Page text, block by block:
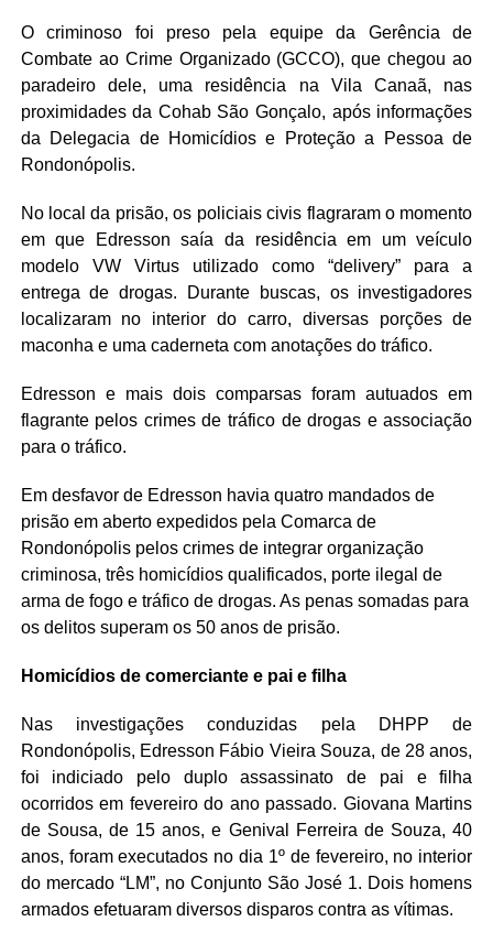
O criminoso foi preso pela equipe da Gerência de
Combate ao Crime Organizado (GCCO), que chegou ao
paradeiro dele, uma residência na Vila Canaã, nas
proximidades da Cohab São Gonçalo, após informações
da Delegacia de Homicídios e Proteção a Pessoa de
Rondonópolis.
No local da prisão, os policiais civis flagraram o momento
em que Edresson saía da residência em um veículo
modelo VW Virtus utilizado como “delivery” para a
entrega de drogas. Durante buscas, os investigadores
localizaram no interior do carro, diversas porções de
maconha e uma caderneta com anotações do tráfico.
Edresson e mais dois comparsas foram autuados em
flagrante pelos crimes de tráfico de drogas e associação
para o tráfico.
Em desfavor de Edresson havia quatro mandados de
prisão em aberto expedidos pela Comarca de
Rondonópolis pelos crimes de integrar organização
criminosa, três homicídios qualificados, porte ilegal de
arma de fogo e tráfico de drogas. As penas somadas para
os delitos superam os 50 anos de prisão.
Homicídios de comerciante e pai e filha
Nas investigações conduzidas pela DHPP de
Rondonópolis, Edresson Fábio Vieira Souza, de 28 anos,
foi indiciado pelo duplo assassinato de pai e filha
ocorridos em fevereiro do ano passado. Giovana Martins
de Sousa, de 15 anos, e Genival Ferreira de Souza, 40
anos, foram executados no dia 1º de fevereiro, no interior
do mercado “LM”, no Conjunto São José 1. Dois homens
armados efetuaram diversos disparos contra as vítimas.